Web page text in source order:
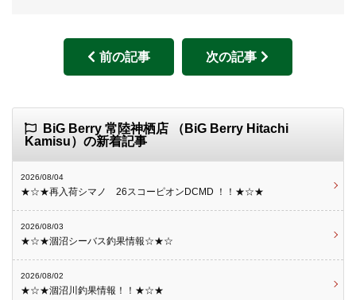
前の記事 次の記事
BiG Berry 常陸神栖店 （BiG Berry Hitachi
Kamisu）の新着記事
2026/08/04
★☆★再入荷シマノ 26スコーピオンDCMD ！！★☆★
2026/08/03
★☆★涸沼シーバス釣果情報☆★☆
2026/08/02
★☆★涸沼川釣果情報！！★☆★